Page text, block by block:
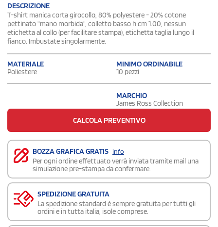
DESCRIZIONE
T-shirt manica corta girocollo, 80% polyestere - 20% cotone
pettinato "mano morbida", colletto basso h cm 1.00, nessun
etichetta al collo (per facilitare stampa), etichetta taglia lungo il
fianco. Imbustate singolarmente.
MATERIALE
Poliestere
MINIMO ORDINABILE
10 pezzi
MARCHIO
James Ross Collection
CALCOLA PREVENTIVO
BOZZA GRAFICA GRATIS info
Per ogni ordine effettuato verrà inviata tramite mail una
simulazione pre-stampa da confermare.
SPEDIZIONE GRATUITA
La spedizione standard è sempre gratuita per tutti gli
ordini e in tutta italia, isole comprese.